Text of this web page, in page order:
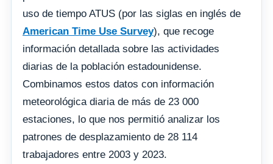
uso de tiempo ATUS (por las siglas en inglés de
American Time Use Survey), que recoge
información detallada sobre las actividades
diarias de la población estadounidense.
Combinamos estos datos con información
meteorológica diaria de más de 23 000
estaciones, lo que nos permitió analizar los
patrones de desplazamiento de 28 114
trabajadores entre 2003 y 2023.